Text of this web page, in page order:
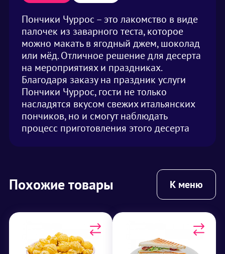
Пончики Чуррос – это лакомство в виде
палочек из заварного теста, которое
можно макать в ягодный джем, шоколад
или мёд. Отличное решение для десерта
на мероприятиях и праздниках.
Благодаря заказу на праздник услуги
Пончики Чуррос, гости не только
насладятся вкусом свежих итальянских
пончиков, но и смогут наблюдать
процесс приготовления этого десерта
Похожие товары К меню
Попкорн Классический
Сэндвич ветчина-сыр